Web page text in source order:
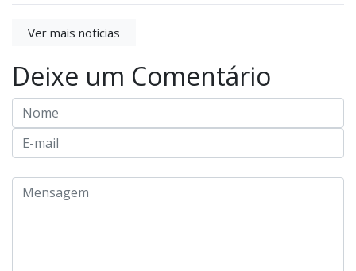
Ver mais notícias
Deixe um Comentário